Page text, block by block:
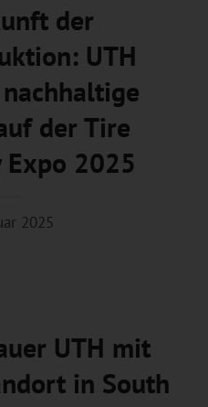
der
UTH
der Tire
Expo 2025
2025
UTH mit
in South